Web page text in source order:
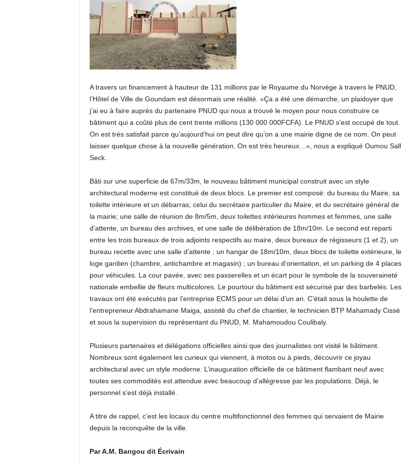
A travers un financement à hauteur de 131 millions par le Royaume du Norvège à travers le PNUD,
l’Hôtel de Ville de Goundam est désormais une réalité. «Ça a été une démarche, un plaidoyer que
j’ai eu à faire auprès du partenaire PNUD qui nous a trouvé le moyen pour nous construire ce
bâtiment qui a coûté plus de cent trente millions (130 000 000FCFA). Le PNUD s’est occupé de tout.
On est très satisfait parce qu’aujourd’hui on peut dire qu’on a une mairie digne de ce nom. On peut
laisser quelque chose à la nouvelle génération. On est très heureux…», nous a expliqué Oumou Sall
Seck.
Bâti sur une superficie de 67m/33m, le nouveau bâtiment municipal construit avec un style
architectural moderne est constitué de deux blocs. Le premier est composé: du bureau du Maire, sa
toilette intérieure et un débarras; celui du secrétaire particulier du Maire, et du secrétaire général de
la mairie; une salle de réunion de 8m/5m, deux toilettes intérieures hommes et femmes, une salle
d’attente, un bureau des archives, et une salle de délibération de 18m/10m. Le second est reparti
entre les trois bureaux de trois adjoints respectifs au maire, deux bureaux de régisseurs (1 et 2), un
bureau recette avec une salle d’attente ; un hangar de 18m/10m, deux blocs de toilette extérieure, le
loge gardien (chambre, antichambre et magasin) ; un bureau d’orientation, et un parking de 4 places
pour véhicules. La cour pavée, avec ses passerelles et un écart pour le symbole de la souveraineté
nationale embellie de fleurs multicolores. Le pourtour du bâtiment est sécurisé par des barbelés. Les
travaux ont été exécutés par l’entreprise ECMS pour un délai d’un an. C’était sous la houlette de
l’entrepreneur Abdrahamane Maiga, assisté du chef de chantier, le technicien BTP Mahamady Cissé
et sous la supervision du représentant du PNUD, M. Mahamoudou Coulibaly.
Plusieurs partenaires et délégations officielles ainsi que des journalistes ont visité le bâtiment.
Nombreux sont également les curieux qui viennent, à motos ou à pieds, découvrir ce joyau
architectural avec un style moderne. L’inauguration officielle de ce bâtiment flambant neuf avec
toutes ses commodités est attendue avec beaucoup d’allégresse par les populations. Déjà, le
personnel s’est déjà installé.
A titre de rappel, c’est les locaux du centre multifonctionnel des femmes qui servaient de Mairie
depuis la reconquête de la ville.
Par A.M. Bangou dit Écrivain